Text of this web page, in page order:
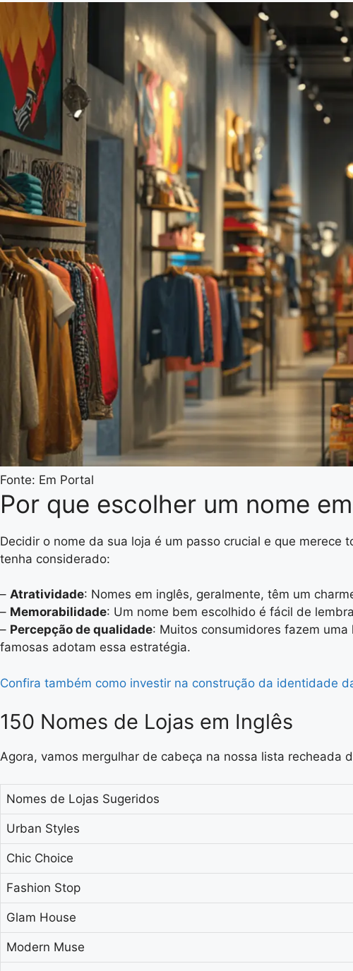
Fonte: Em Portal
Por que escolher um nome
Decidir o nome da sua loja é um passo crucial e que
tenha considerado:
– Atratividade: Nomes em inglês, geralmente, têm um
– Memorabilidade: Um nome bem escolhido é fácil de
– Percepção de qualidade: Muitos consumidores fazem
famosas adotam essa estratégia.
Confira também como investir na construção da identidade
150 Nomes de Lojas em Inglês
Agora, vamos mergulhar de cabeça na nossa lista recheada
Nomes de Lojas Sugeridos
Urban Styles
Chic Choice
Fashion Stop
Glam House
Modern Muse